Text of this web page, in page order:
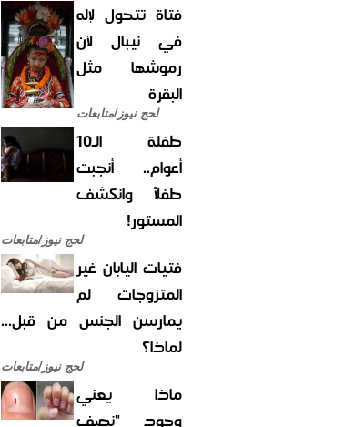
فتاة تتحول لإله
في نيبال لأن
رموشها مثل
البقرة
لحج نيوز/متابعات
طفلة الـ10
أعوام.. أنجبت
طفلاً وانكشف
المستور!
لحج نيوز/متابعات
فتيات اليابان غير
المتزوجات لم
يمارسن الجنس من قبل...
لماذا؟
لحج نيوز/متابعات
ماذا يعني
وجود "نصف